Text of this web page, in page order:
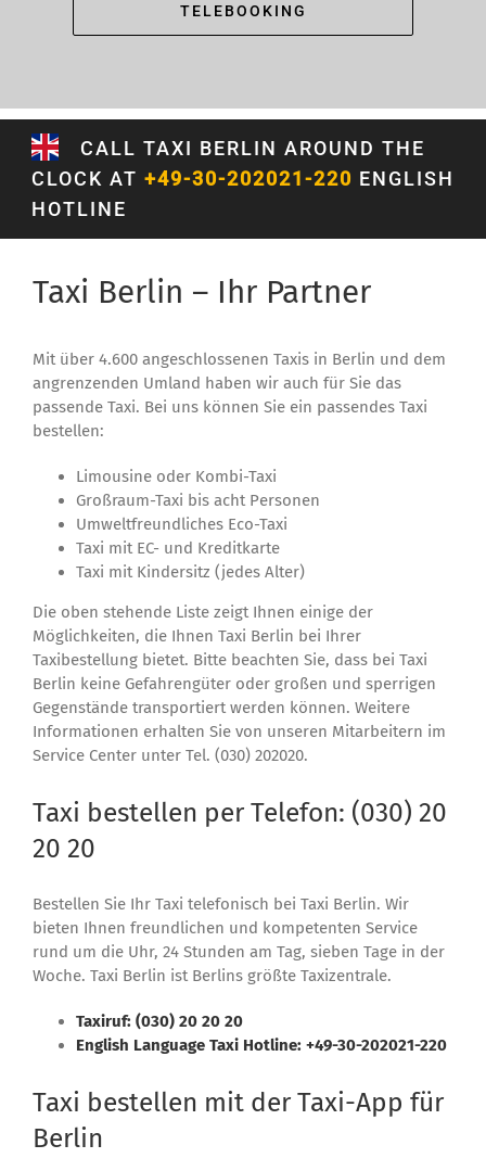
TELEBOOKING
CALL TAXI BERLIN AROUND THE
CLOCK AT +49-30-202021-220 ENGLISH
HOTLINE
Taxi Berlin – Ihr Partner
Mit über 4.600 angeschlossenen Taxis in Berlin und dem
angrenzenden Umland haben wir auch für Sie das
passende Taxi. Bei uns können Sie ein passendes Taxi
bestellen:
Limousine oder Kombi-Taxi
Großraum-Taxi bis acht Personen
Umweltfreundliches Eco-Taxi
Taxi mit EC- und Kreditkarte
Taxi mit Kindersitz (jedes Alter)
Die oben stehende Liste zeigt Ihnen einige der
Möglichkeiten, die Ihnen Taxi Berlin bei Ihrer
Taxibestellung bietet. Bitte beachten Sie, dass bei Taxi
Berlin keine Gefahrengüter oder großen und sperrigen
Gegenstände transportiert werden können. Weitere
Informationen erhalten Sie von unseren Mitarbeitern im
Service Center unter Tel. (030) 202020.
Taxi bestellen per Telefon: (030) 20
20 20
Bestellen Sie Ihr Taxi telefonisch bei Taxi Berlin. Wir
bieten Ihnen freundlichen und kompetenten Service
rund um die Uhr, 24 Stunden am Tag, sieben Tage in der
Woche. Taxi Berlin ist Berlins größte Taxizentrale.
Taxiruf: (030) 20 20 20
English Language Taxi Hotline: +49-30-202021-220
Taxi bestellen mit der Taxi-App für
Berlin